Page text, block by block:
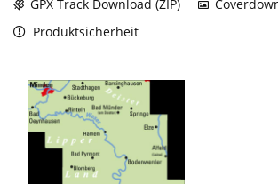
GPX Track Download (ZIP)
Produktsicherheit